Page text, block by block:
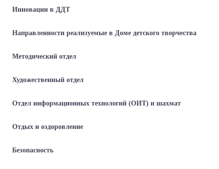
Инновации в ДДТ
Направленности реализуемые в Доме детского творчества
Методический отдел
Художественный отдел
Отдел информационных технологий (ОИТ) и шахмат
Отдых и оздоровление
Безопасность